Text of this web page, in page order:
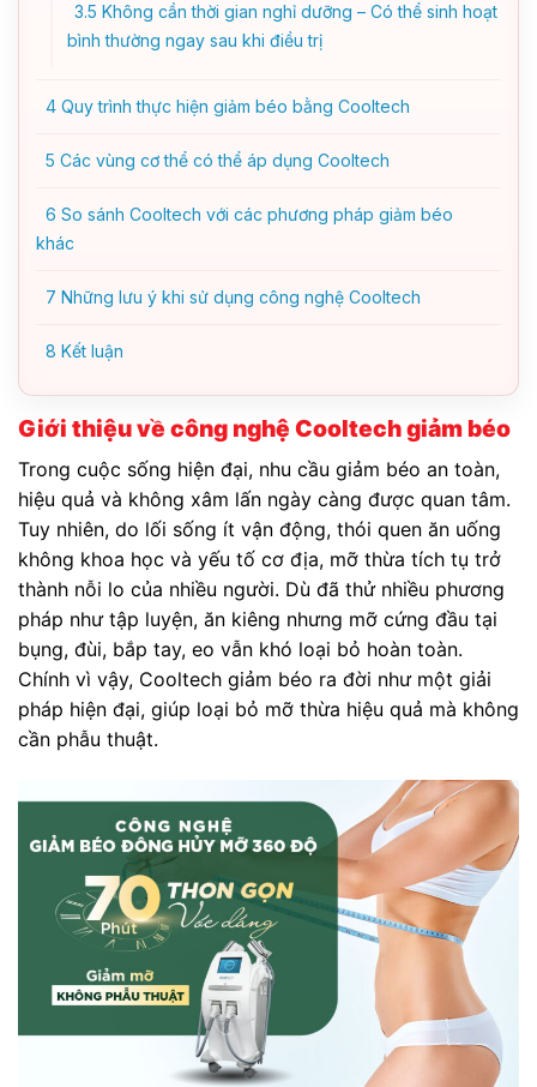
3.5 Không cần thời gian nghỉ dưỡng – Có thể sinh hoạt
bình thường ngay sau khi điều trị
4 Quy trình thực hiện giảm béo bằng Cooltech
5 Các vùng cơ thể có thể áp dụng Cooltech
6 So sánh Cooltech với các phương pháp giảm béo
khác
7 Những lưu ý khi sử dụng công nghệ Cooltech
8 Kết luận
Giới thiệu về công nghệ Cooltech giảm béo
Trong cuộc sống hiện đại, nhu cầu giảm béo an toàn,
hiệu quả và không xâm lấn ngày càng được quan tâm.
Tuy nhiên, do lối sống ít vận động, thói quen ăn uống
không khoa học và yếu tố cơ địa, mỡ thừa tích tụ trở
thành nỗi lo của nhiều người. Dù đã thử nhiều phương
pháp như tập luyện, ăn kiêng nhưng mỡ cứng đầu tại
bụng, đùi, bắp tay, eo vẫn khó loại bỏ hoàn toàn.
Chính vì vậy, Cooltech giảm béo ra đời như một giải
pháp hiện đại, giúp loại bỏ mỡ thừa hiệu quả mà không
cần phẫu thuật.